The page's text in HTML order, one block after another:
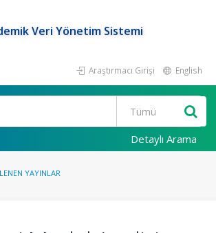
Veri Yönetim Sistemi
Araştırmacı Girişi English
Detaylı Arama
YAYINLAR